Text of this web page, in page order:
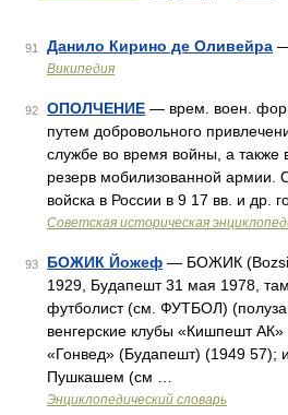
91 Данило Кирино де Оливейра
Википедия
92 ОПОЛЧЕНИЕ — врем. воен.
путем добровольного
службе во время войны, а также
резерв мобилизованной армии.
войска в России в 9 17 вв. и др.
Советская историческая
93 БОЖИК Йожеф — БОЖИК
1929, Будапешт 31 мая 1978,
футболист (см. ФУТБОЛ)
венгерские клубы «Кишпешт
«Гонвед» (Будапешт) (1949 57);
Пушкашем (см …
Энциклопедический словарь